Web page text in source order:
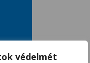
védelmét